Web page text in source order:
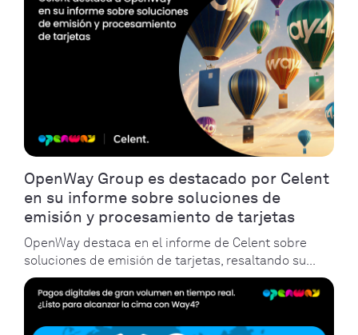
OpenWay Group es destacado por Celent
en su informe sobre soluciones de
emisión y procesamiento de tarjetas
OpenWay destaca en el informe de Celent sobre
soluciones de emisión de tarjetas, resaltando su...